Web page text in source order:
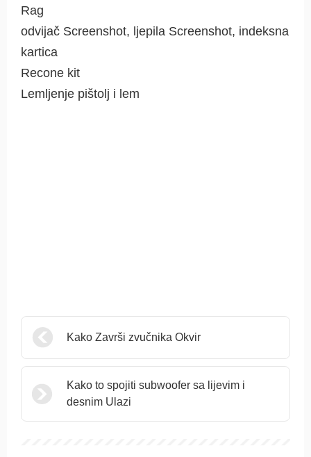
Rag
odvijač Screenshot, ljepila Screenshot, indeksna
kartica
Recone kit
Lemljenje pištolj i lem
Kako Završi zvučnika Okvir
Kako to spojiti subwoofer sa lijevim i
desnim Ulazi